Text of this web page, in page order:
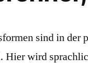
sind in der
Hier wird